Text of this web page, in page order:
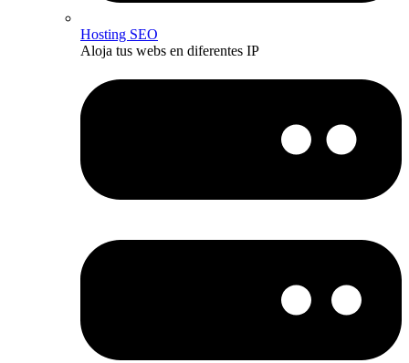
Hosting SEO
Aloja tus webs en diferentes IP